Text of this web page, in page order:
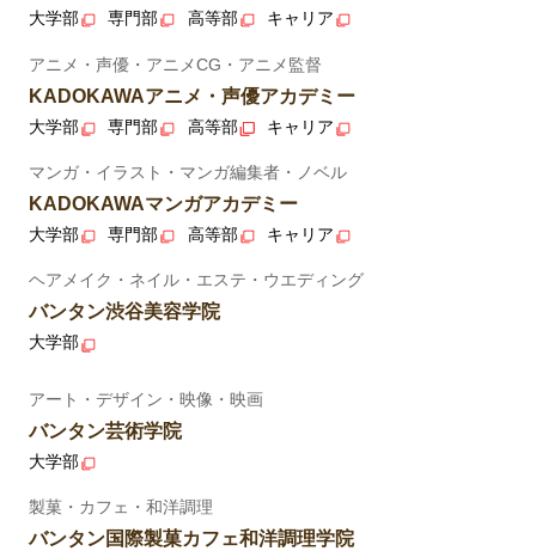
大学部 専門部 高等部 キャリア
アニメ・声優・アニメCG・アニメ監督
KADOKAWAアニメ・声優アカデミー
大学部 専門部 高等部 キャリア
マンガ・イラスト・マンガ編集者・ノベル
KADOKAWAマンガアカデミー
大学部 専門部 高等部 キャリア
ヘアメイク・ネイル・エステ・ウエディング
バンタン渋谷美容学院
大学部
アート・デザイン・映像・映画
バンタン芸術学院
大学部
製菓・カフェ・和洋調理
バンタン国際製菓カフェ和洋調理学院